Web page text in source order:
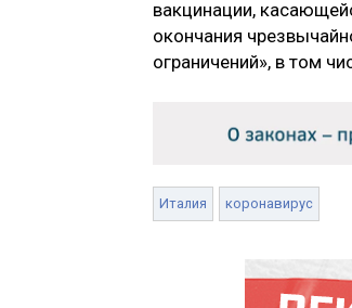
вакцинации,
окончания
ограничений», в том
Италия коронавирус